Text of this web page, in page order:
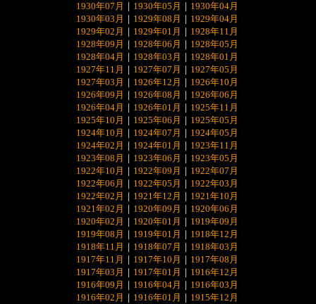
1930年07月 ｜ 1930年05月 ｜ 1930年04月
1930年03月 ｜ 1929年08月 ｜ 1929年04月
1929年02月 ｜ 1929年01月 ｜ 1928年11月
1928年09月 ｜ 1928年06月 ｜ 1928年05月
1928年04月 ｜ 1928年03月 ｜ 1928年01月
1927年11月 ｜ 1927年07月 ｜ 1927年05月
1927年03月 ｜ 1926年12月 ｜ 1926年10月
1926年09月 ｜ 1926年08月 ｜ 1926年06月
1926年04月 ｜ 1926年01月 ｜ 1925年11月
1925年10月 ｜ 1925年06月 ｜ 1925年05月
1924年10月 ｜ 1924年07月 ｜ 1924年05月
1924年02月 ｜ 1924年01月 ｜ 1923年11月
1923年08月 ｜ 1923年06月 ｜ 1923年05月
1922年10月 ｜ 1922年09月 ｜ 1922年07月
1922年06月 ｜ 1922年05月 ｜ 1922年03月
1922年02月 ｜ 1921年12月 ｜ 1921年10月
1921年02月 ｜ 1920年09月 ｜ 1920年06月
1920年02月 ｜ 1920年01月 ｜ 1919年09月
1919年08月 ｜ 1919年01月 ｜ 1918年12月
1918年11月 ｜ 1918年07月 ｜ 1918年03月
1917年11月 ｜ 1917年10月 ｜ 1917年08月
1917年03月 ｜ 1917年01月 ｜ 1916年12月
1916年09月 ｜ 1916年04月 ｜ 1916年03月
1916年02月 ｜ 1916年01月 ｜ 1915年12月